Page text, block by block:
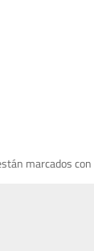
marcados con